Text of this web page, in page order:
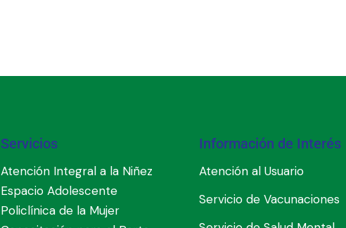
Servicios
Atención Integral a la Niñez
Espacio Adolescente
Policlínica de la Mujer
Información de Interés
Atención al Usuario
Servicio de Vacunaciones